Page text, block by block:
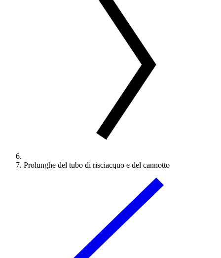
Prolunghe del tubo di risciacquo e del cannotto